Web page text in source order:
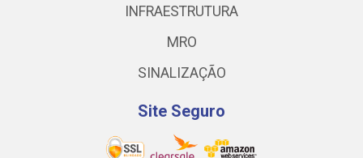
INFRAESTRUTURA
MRO
SINALIZAÇÃO
Site Seguro